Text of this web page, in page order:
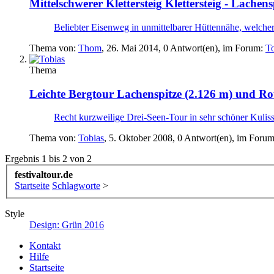
Mittelschwerer Klettersteig Klettersteig -
Beliebter Eisenweg in unmittelbarer Hüttennähe,
Thema von: Thom, 26. Mai 2014, 0 Antwort(en), im Forum:
Thema
Leichte Bergtour Lachenspitze (2.126 m) und
Recht kurzweilige Drei-Seen-Tour in sehr schöner
Thema von: Tobias, 5. Oktober 2008, 0 Antwort(en), im
Ergebnis 1 bis 2 von 2
festivaltour.de
Startseite Schlagworte >
Style
Design: Grün 2016
Kontakt
Hilfe
Startseite